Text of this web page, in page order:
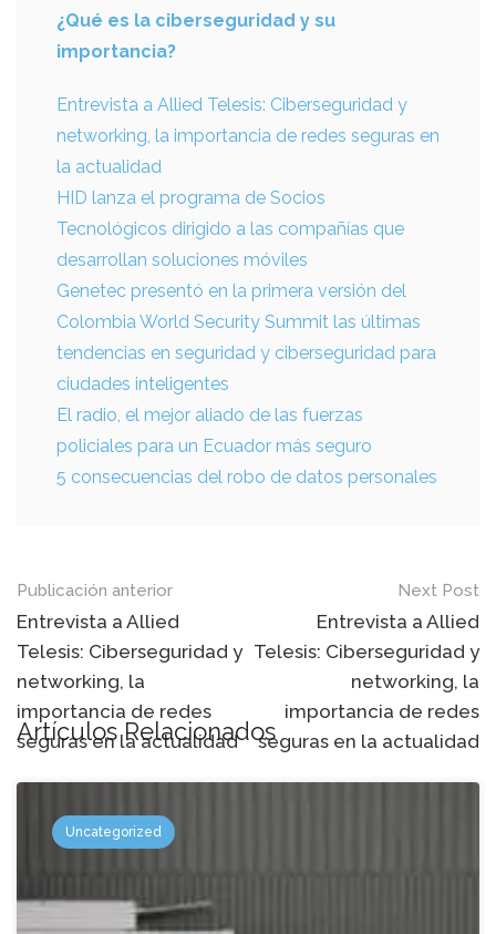
¿Qué es la ciberseguridad y su
importancia?
Entrevista a Allied Telesis: Ciberseguridad y
networking, la importancia de redes seguras en
la actualidad
HID lanza el programa de Socios
Tecnológicos dirigido a las compañías que
desarrollan soluciones móviles
Genetec presentó en la primera versión del
Colombia World Security Summit las últimas
tendencias en seguridad y ciberseguridad para
ciudades inteligentes
El radio, el mejor aliado de las fuerzas
policiales para un Ecuador más seguro
5 consecuencias del robo de datos personales
Mensaje
de
navegación
Publicación anterior
Entrevista a Allied
Telesis: Ciberseguridad y
networking, la
importancia de redes
seguras en la actualidad
Next Post
Entrevista a Allied
Telesis: Ciberseguridad y
networking, la
importancia de redes
seguras en la actualidad
Artículos Relacionados
Uncategorized